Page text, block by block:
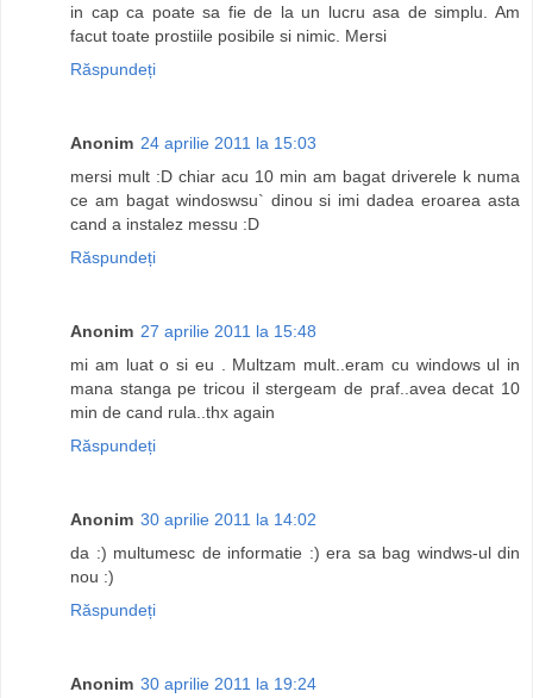
in cap ca poate sa fie de la un lucru asa de simplu. Am
facut toate prostiile posibile si nimic. Mersi
Răspundeți
Anonim 24 aprilie 2011 la 15:03
mersi mult :D chiar acu 10 min am bagat driverele k numa
ce am bagat windoswsu` dinou si imi dadea eroarea asta
cand a instalez messu :D
Răspundeți
Anonim 27 aprilie 2011 la 15:48
mi am luat o si eu . Multzam mult..eram cu windows ul in
mana stanga pe tricou il stergeam de praf..avea decat 10
min de cand rula..thx again
Răspundeți
Anonim 30 aprilie 2011 la 14:02
da :) multumesc de informatie :) era sa bag windws-ul din
nou :)
Răspundeți
Anonim 30 aprilie 2011 la 19:24